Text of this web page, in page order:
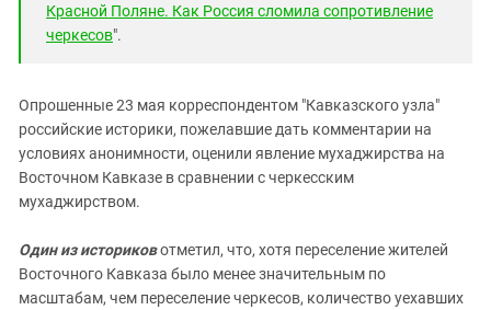
Красной Поляне. Как Россия сломила сопротивление
черкесов".
Опрошенные 23 мая корреспондентом "Кавказского узла"
российские историки, пожелавшие дать комментарии на
условиях анонимности, оценили явление мухаджирства на
Восточном Кавказе в сравнении с черкесским
мухаджирством.
Один из историковотметил, что, хотя переселение жителей
Восточного Кавказа было менее значительным по
масштабам, чем переселение черкесов, количество уехавших